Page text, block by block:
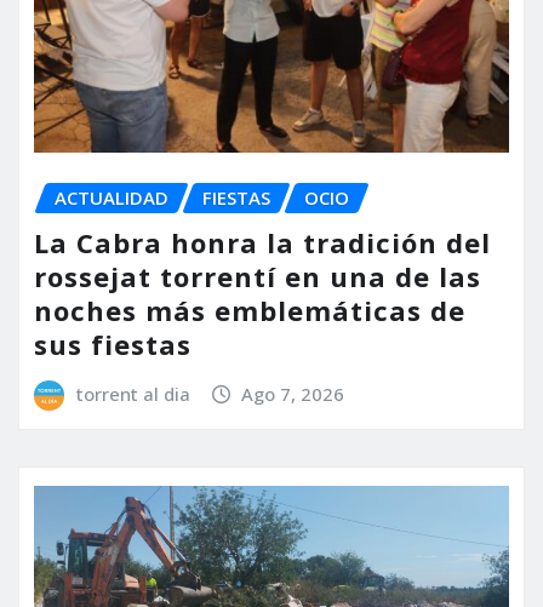
ACTUALIDAD FIESTAS OCIO
La Cabra honra la tradición del
rossejat torrentí en una de las
noches más emblemáticas de
sus fiestas
torrent al dia Ago 7, 2026